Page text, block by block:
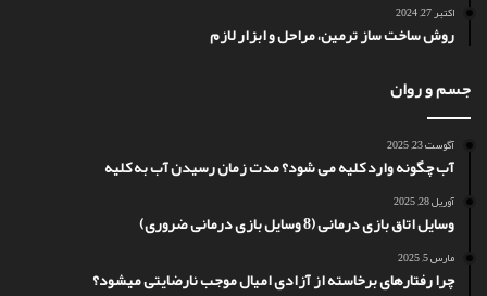
اکتبر 27, 2024
روش ساخت ساز ترمین، مراحل و ابزار لازم
جسم و روان
آگوست 23, 2025
آب چگونه وارد کلیه می شود؟ مدت زمان رسیدن آب به کلیه
آوریل 28, 2025
وسایل اتاق بازی درمانی (8 وسایل بازی درمانی ضروری)
مارس 5, 2025
چرا رفتارهای برخاسته از آزادی امیال موجب نارضایتی میشود؟